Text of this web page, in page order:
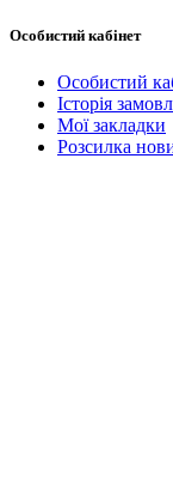
Особистий кабінет
Особистий
Історія
Мої закладки
Розсилка